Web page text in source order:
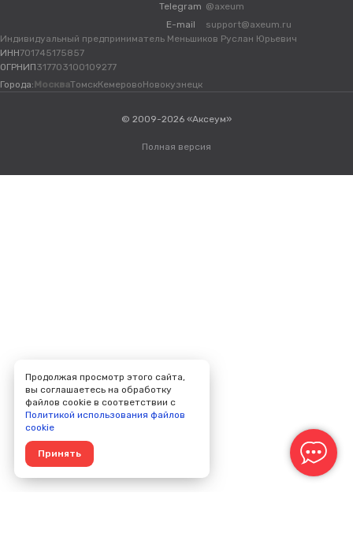
Telegram @axeum
E-mail
support@axeum.ru
Индивидуальный предприниматель Меньшиков Руслан Юрьевич
ИНН701745175857
ОГРНИП317703100109277
Города: МоскваТомскКемеровоНовокузнецк
© 2009-2026 «Аксеум»
Полная версия
Продолжая просмотр этого сайта,
вы соглашаетесь на обработку
файлов cookie в соответствии с
Политикой использования файлов
cookie
Принять